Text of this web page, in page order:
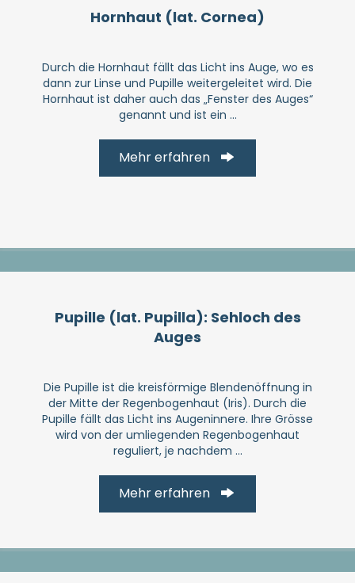
Hornhaut (lat. Cornea)
Durch die Hornhaut fällt das Licht ins Auge, wo es
dann zur Linse und Pupille weiter­ge­leitet wird. Die
Hornhaut ist daher auch das „Fenster des Auges“
genannt und ist ein ...
Mehr erfahren
Pupille (lat. Pupilla): Sehloch des
Auges
Die Pupille ist die kreis­förmige Blenden­öffnung in
der Mitte der Regen­bogen­haut (Iris). Durch die
Pupille fällt das Licht ins Augen­innere. Ihre Grösse
wird von der umliegenden Regenbogenhaut
reguliert, je nachdem ...
Mehr erfahren